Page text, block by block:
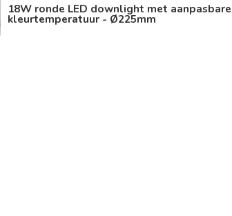
18W ronde LED downlight met aanpasbare
kleurtemperatuur - Ø225mm